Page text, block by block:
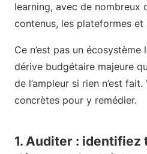
learning, avec de nombreux
contenus, les plateformes et
Ce n’est pas un écosystème
dérive budgétaire majeure
de l’ampleur si rien n’est
concrètes pour y remédier.
1. Auditer : identifiez